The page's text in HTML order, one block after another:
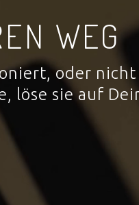
WEG
oder
löse sie auf